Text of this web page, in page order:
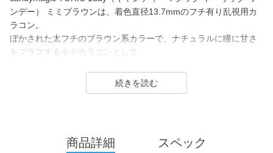
ンデー） ミミブラウンは、着色直径13.7mmのフチ有り乱視用カ
ラコン。
ぼかされた太フチのブラウン系カラーで、ナチュラルに瞳に甘さ
をプラスするモテカラコンとして
「乱視だけれど可愛さも諦めたくない」という方におすすめで
幅広い世代から愛されるロングセラーコンタクトレンズブラン
商品詳細 スペック